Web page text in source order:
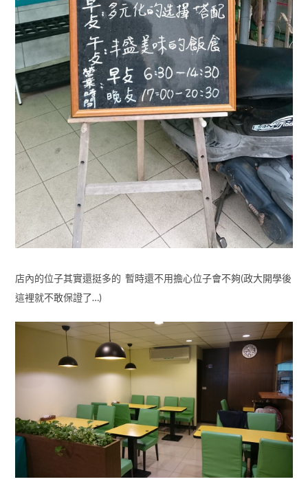
店內的位子其實還挺多的 暫時還不用擔心位子會不夠(政大開學後
這裡就不敢保證了…)